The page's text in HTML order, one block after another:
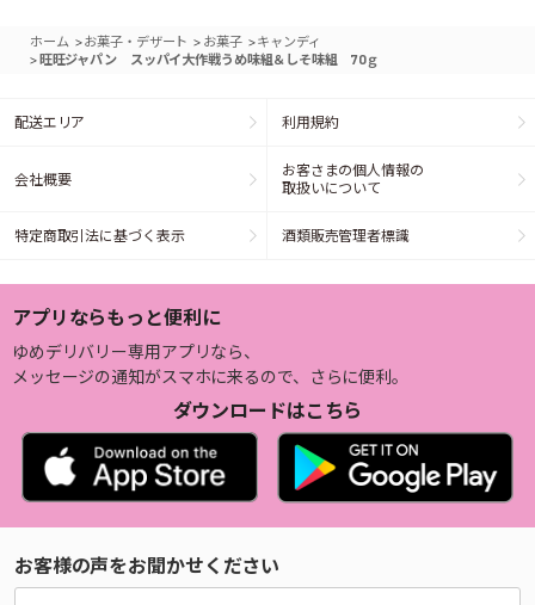
ホーム >お菓子・デザート > お菓子 >キャンディ
> 旺旺ジャパン スッパイ大作戦うめ味組＆しそ味組 70ｇ
配送エリア 利用規約
会社概要
お客さまの個人情報の
取扱いについて
特定商取引法に基づく表示 酒類販売管理者標識
アプリならもっと便利に
ゆめデリバリー専用アプリなら、
メッセージの通知がスマホに来るので、さらに便利。
ダウンロードはこちら
お客様の声をお聞かせください